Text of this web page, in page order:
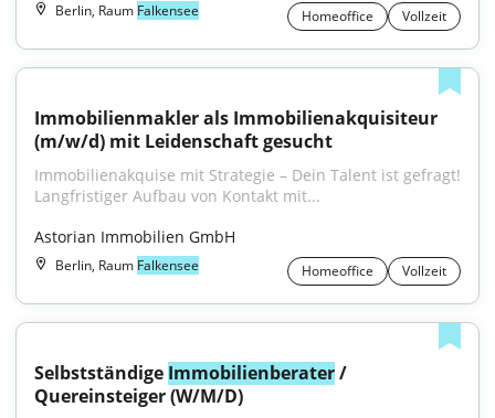
Berlin, Raum Falkensee Homeoffice Vollzeit
Immobilienmakler als Immobilienakquisiteur
(m/w/d) mit Leidenschaft gesucht
Immobilienakquise mit Strategie – Dein Talent ist gefragt!
Langfristiger Aufbau von Kontakt mit...
Astorian Immobilien GmbH
Berlin, Raum Falkensee Homeoffice Vollzeit
Selbstständige Immobilienberater /
Quereinsteiger (W/M/D)